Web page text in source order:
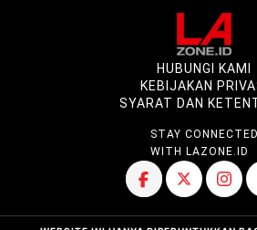
HUBUNGI KAMI
KEBIJAKAN
SYARAT DAN
STAY CONNECTED
WITH LAZONE.ID